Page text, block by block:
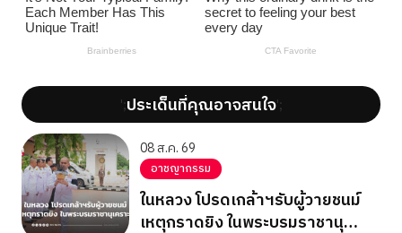
';ประเด็นที่คุณอาจสนใจ';
08 ส.ค. 69
อาชญากรรม
ในหลวง โปรดเกล้าฯรับผู้วายชนม์
เหตุกราดยิง ในพระบรมราชานุ